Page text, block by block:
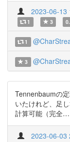
2023-06-13
1 3
1
3
Tennenbaumの
いたけれど、足
計算可能（完全
2023-06-03